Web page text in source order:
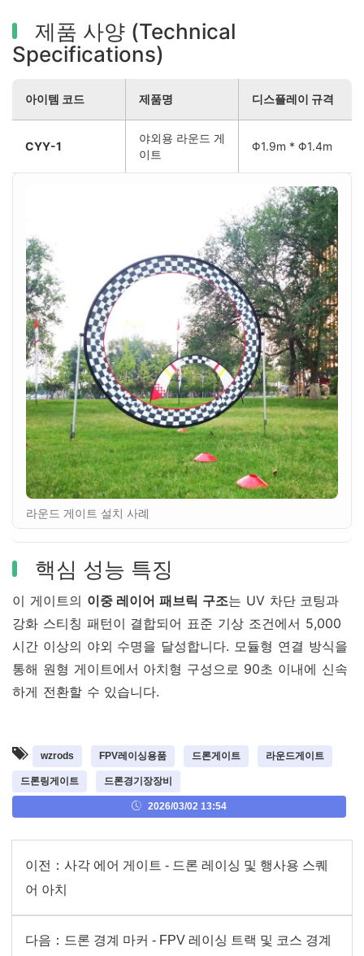
제품 사양 (Technical
Specifications)
아이템 코드 제품명 디스플레이 규격
CYY-1
야외용 라운드 게
이트
Φ1.9m * Φ1.4m
라운드 게이트 설치 사례
핵심 성능 특징
이 게이트의 이중 레이어 패브릭 구조는 UV 차단 코팅과
강화 스티칭 패턴이 결합되어 표준 기상 조건에서 5,000
시간 이상의 야외 수명을 달성합니다. 모듈형 연결 방식을
통해 원형 게이트에서 아치형 구성으로 90초 이내에 신속
하게 전환할 수 있습니다.
wzrods FPV레이싱용품 드론게이트 라운드게이트
드론링게이트 드론경기장장비
2026/03/02 13:54
이전： 사각 에어 게이트 - 드론 레이싱 및 행사용 스퀘
어 아치
다음： 드론 경계 마커 - FPV 레이싱 트랙 및 코스 경계